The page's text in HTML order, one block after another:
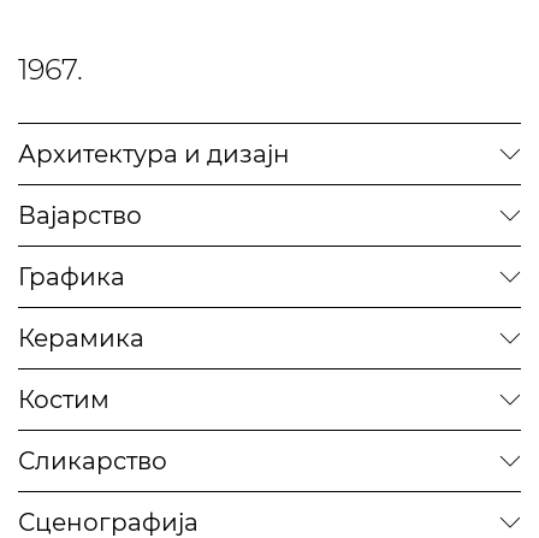
1967.
Архитектура и дизајн
Вајарство
Графика
Керамика
Костим
Сликарство
Сценографија